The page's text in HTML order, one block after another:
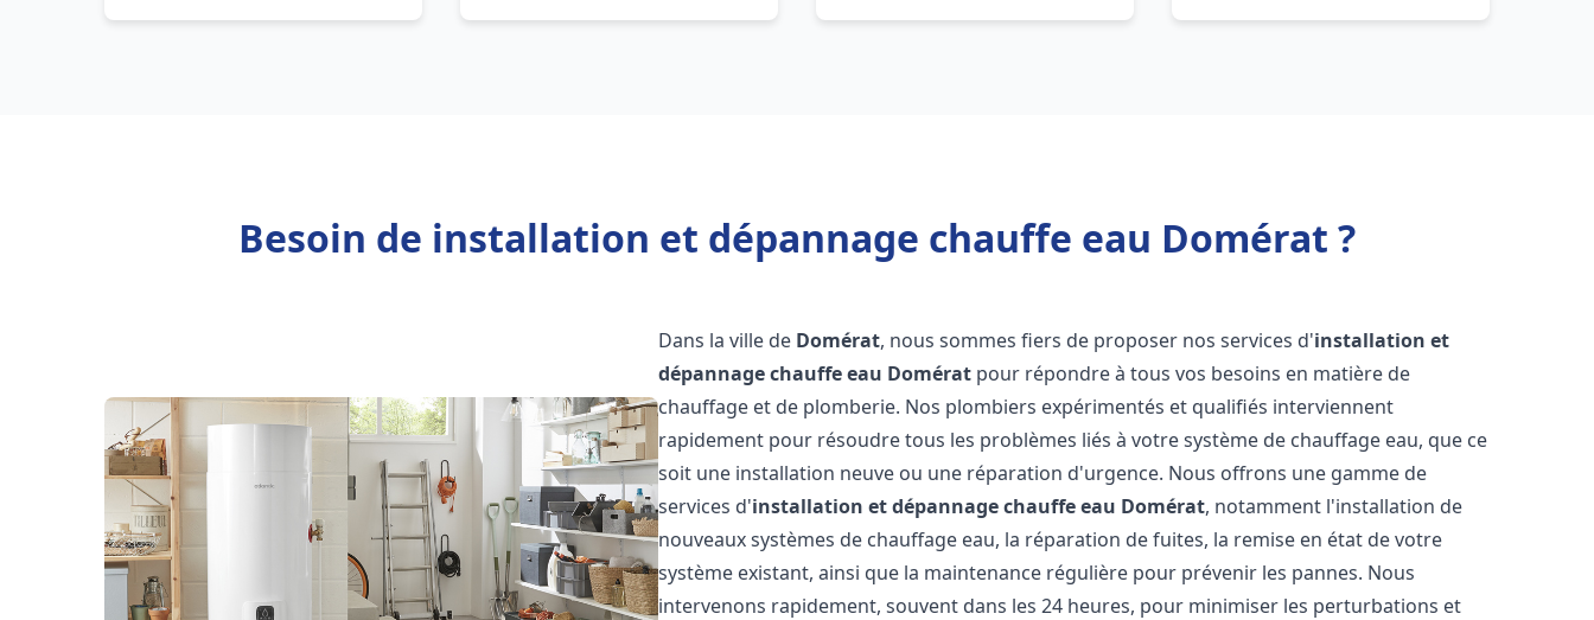
Besoin de installation et dépannage chauffe eau Domérat ?
Dans la ville de Domérat, nous sommes fiers de proposer nos services d'installation et
dépannage chauffe eau Domérat pour répondre à tous vos besoins en matière de
chauffage et de plomberie. Nos plombiers expérimentés et qualifiés interviennent
rapidement pour résoudre tous les problèmes liés à votre système de chauffage eau, que ce
soit une installation neuve ou une réparation d'urgence. Nous offrons une gamme de
services d'installation et dépannage chauffe eau Domérat, notamment l'installation de
nouveaux systèmes de chauffage eau, la réparation de fuites, la remise en état de votre
système existant, ainsi que la maintenance régulière pour prévenir les pannes. Nous
intervenons rapidement, souvent dans les 24 heures, pour minimiser les perturbations et